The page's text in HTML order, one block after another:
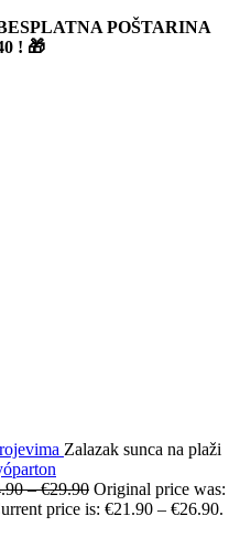
POŠTARINA
! 🎁
Zalazak sunca na plaži
–€29.90 Original price was:
price is: €21.90 – €26.90.